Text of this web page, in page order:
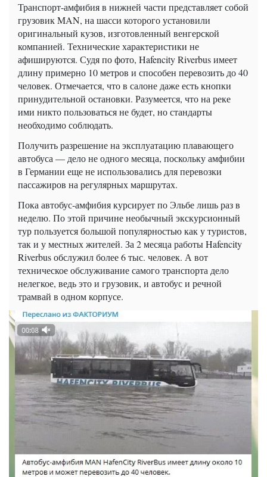
Транспорт-амфибия в нижней части представляет собой
грузовик MAN, на шасси которого установили
оригинальный кузов, изготовленный венгерской
компанией. Технические характеристики не
афишируются. Судя по фото, Hafencity Riverbus имеет
длину примерно 10 метров и способен перевозить до 40
человек. Отмечается, что в салоне даже есть кнопки
принудительной остановки. Разумеется, что на реке
ими никто пользоваться не будет, но стандарты
необходимо соблюдать.
Получить разрешение на эксплуатацию плавающего
автобуса — дело не одного месяца, поскольку амфибии
в Германии еще не использовались для перевозки
пассажиров на регулярных маршрутах.
Пока автобус-амфибия курсирует по Эльбе лишь раз в
неделю. По этой причине необычный экскурсионный
тур пользуется большой популярностью как у туристов,
так и у местных жителей. За 2 месяца работы Hafencity
Riverbus обслужил более 6 тыс. человек. А вот
техническое обслуживание самого транспорта дело
нелегкое, ведь это и грузовик, и автобус и речной
трамвай в одном корпусе.